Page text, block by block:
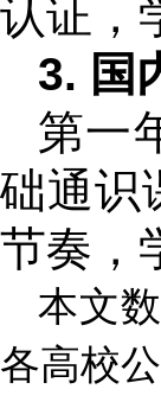
认证，
3. 国
第一
础通识
节奏，
本文
各高校